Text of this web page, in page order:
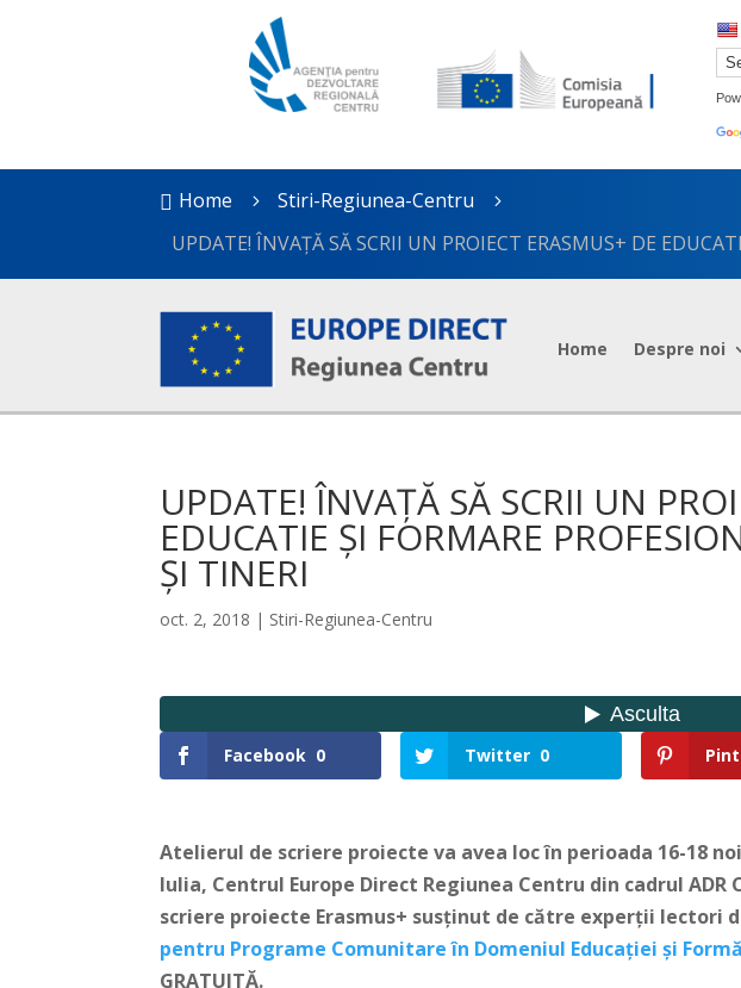
 Home 5 Stiri-Regiunea-Centru 5
UPDATE! ÎNVAȚĂ SĂ SCRII UN PROIECT ERASMUS+ DE
Home Despre noi
UPDATE! ÎNVAȚĂ SĂ SCRII UN
EDUCATIE ȘI FORMARE
ȘI TINERI
oct. 2, 2018 | Stiri-Regiunea-Centru
Facebook 0 Twitter 0
Atelierul de scriere proiecte va avea loc în perioada 16-18
Iulia, Centrul Europe Direct Regiunea Centru din cadrul
scriere proiecte Erasmus+ susținut de către experții lectori
pentru Programe Comunitare în Domeniul Educației și
GRATUITĂ.